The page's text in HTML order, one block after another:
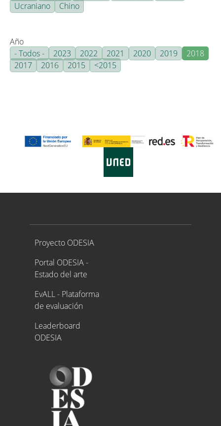
Ucraniano
Chino
Año
- Todos -
2023 2022 2021 2020 2019
2018
2017
2016 2015 <2015
Proyecto ODESIA
Proyecto ODESIA
Portal ODESIA -
Estado del arte
EvALL - Plataforma
de evaluación
Leaderboard
ODESIA